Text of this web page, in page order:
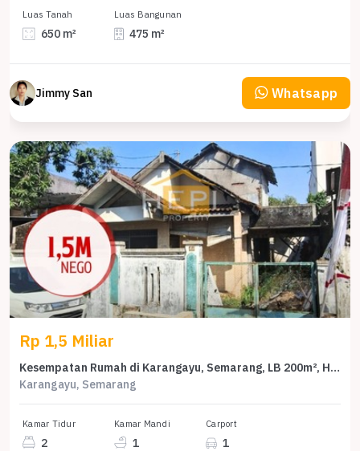
Luas Tanah
650 m²
Luas Bangunan
475 m²
Jimmy San Whatsapp
Rp 1,5 Miliar
Kesempatan Rumah di Karangayu, Semarang, LB 200m², Harga 1,5 Miliar
Karangayu, Semarang
Kamar Tidur
2
Kamar Mandi
1
Carport
1